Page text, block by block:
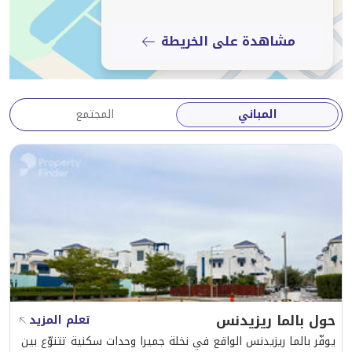
• بيئة صديقة للأسرة
• مناطق لعب للأطفال
• مسارات للمشي والجري في الجوار
• أمن على مدار الساعة
• سهولة الدخول والخروج من نخلة جميرا
• قريب من المتاجر والمطاعم والمقاهي والفنادق الفاخرة
• تقع في مجتمع بالم ريزيدنسز المرموق
• دقائق من نخيل مول وويست بيتش
• سهولة الاتصال بمرسى دبي وشارع الشيخ زايد
• محاط بالمنتجعات ذات المستوى العالمي والمطاعم الراقية
ومناطق الترفيه
• أحد العناوين الأكثر رواجًا على شاطئ البحر في دبي
مشاهدة على الخريطة
المباني المجتمع
حول بالما ريزيدنس
تعلم المزيد
يوفّر بالما ريزيدنس الواقع في نخلة جميرا وحدات سكنية تتنوّع بين